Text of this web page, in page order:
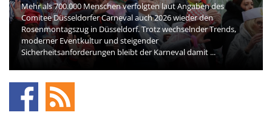
Mehr als 700.000 Menschen verfolgten laut Angaben des
Comitee Düsseldorfer Carneval auch 2026 wieder den
Rosenmontagszug in Düsseldorf. Trotz wechselnder Trends,
moderner Eventkultur und steigender
Sicherheitsanforderungen bleibt der Karneval damit ...